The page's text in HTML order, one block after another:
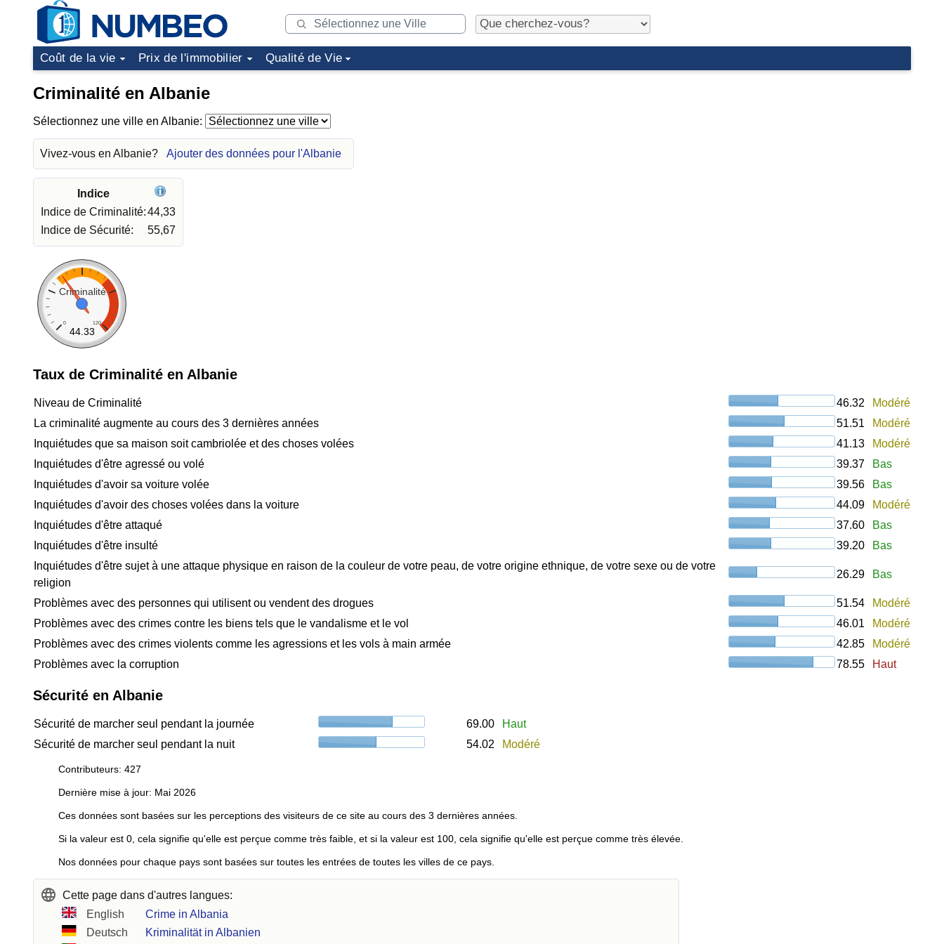
Coût de la vie Prix de l'immobilier Qualité de Vie
Criminalité en Albanie
Sélectionnez une ville en Albanie:
Vivez-vous en Albanie? Ajouter des données pour l'Albanie
Indice
Indice de Criminalité:44,33
Indice de Sécurité:
55,67
Criminalité
0 120
44.33
Taux de Criminalité en Albanie
Niveau de Criminalité 46.32
Modéré
La criminalité augmente au cours des 3 dernières années
51.51
Modéré
Inquiétudes que sa maison soit cambriolée et des choses volées
41.13
Modéré
Inquiétudes d'être agressé ou volé
39.37
Bas
Inquiétudes d'avoir sa voiture volée
39.56
Bas
Inquiétudes d'avoir des choses volées dans la voiture
44.09
Modéré
Inquiétudes d'être attaqué
37.60
Bas
Inquiétudes d'être insulté
39.20
Bas
Inquiétudes d'être sujet à une attaque physique en raison de la couleur de votre peau, de votre origine ethnique, de votre sexe ou de votre
religion
26.29 Bas
Problèmes avec des personnes qui utilisent ou vendent des drogues 51.54
Modéré
Problèmes avec des crimes contre les biens tels que le vandalisme et le vol
46.01
Modéré
Problèmes avec des crimes violents comme les agressions et les vols à main armée
42.85
Modéré
Problèmes avec la corruption
78.55 Haut
Sécurité en Albanie
Sécurité de marcher seul pendant la journée 69.00
Haut
Sécurité de marcher seul pendant la nuit
54.02 Modéré
Contributeurs: 427
Dernière mise à jour: Mai 2026
Ces données sont basées sur les perceptions des visiteurs de ce site au cours des 3 dernières années.
Si la valeur est 0, cela signifie qu'elle est perçue comme très faible, et si la valeur est 100, cela signifie qu'elle est perçue comme très élevée.
Nos données pour chaque pays sont basées sur toutes les entrées de toutes les villes de ce pays.
Cette page dans d'autres langues:
English
Crime in Albania
Deutsch
Kriminalität in Albanien